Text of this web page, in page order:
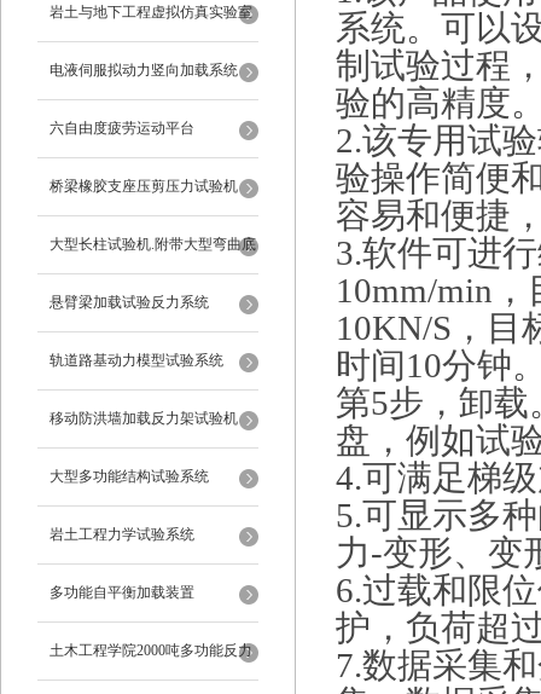
岩土与地下工程虚拟仿真实验室
电液伺服拟动力竖向加载系统
六自由度疲劳运动平台
桥梁橡胶支座压剪压力试验机
大型长柱试验机.附带大型弯曲底
座
悬臂梁加载试验反力系统
轨道路基动力模型试验系统
移动防洪墙加载反力架试验机
大型多功能结构试验系统
岩土工程力学试验系统
多功能自平衡加载装置
土木工程学院2000吨多功能反力
系统。可以
制试验过程
验的高精度
2.该专用试
验操作简便
容易和便捷
3.软件可进
10mm/min
10KN/S，目
时间10分钟
第5步，卸
盘，例如试
4.可满足梯
5.可显示多
力-变形、变
6.过载和限
护，负荷超
7.数据采集